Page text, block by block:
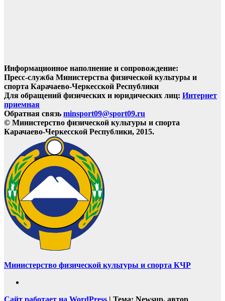
Информационное наполнение и сопровождение:
Пресс-служба Министерства физической культуры и
спорта Карачаево-Черкесской Республики
Для обращений физических и юридических лиц: Интернет
приемная
Обратная связь minsport09@sport09.ru
© Министерство физической культуры и спорта
Карачаево-Черкесской Республики, 2015.
Министерство физической культуры и спорта КЧР
Сайт работает на WordPress | Тема: Newsup, автор